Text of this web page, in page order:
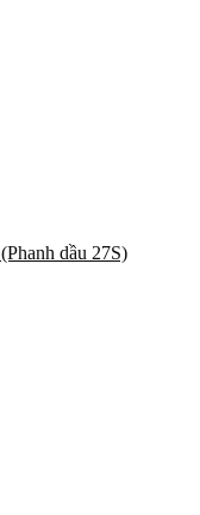
dầu 27S)